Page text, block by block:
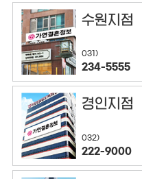
수원지점
031)
234-5555
경인지점
032)
222-9000